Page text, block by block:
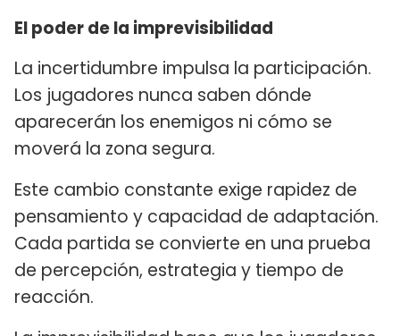
El poder de la imprevisibilidad
La incertidumbre impulsa la participación.
Los jugadores nunca saben dónde
aparecerán los enemigos ni cómo se
moverá la zona segura.
Este cambio constante exige rapidez de
pensamiento y capacidad de adaptación.
Cada partida se convierte en una prueba
de percepción, estrategia y tiempo de
reacción.